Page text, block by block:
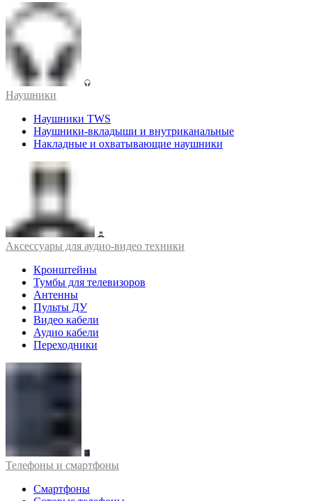
Наушники
Наушники TWS
Наушники-вкладыши и внутриканальные
Накладные и охватывающие наушники
Аксессуары для аудио-видео техники
Кронштейны
Тумбы для телевизоров
Антенны
Пульты ДУ
Видео кабели
Аудио кабели
Переходники
Телефоны и смартфоны
Смартфоны